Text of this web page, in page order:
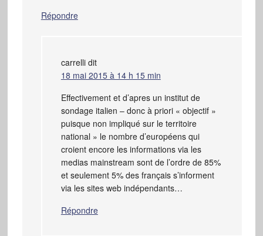
Répondre
carrelli dit
18 mai 2015 à 14 h 15 min
Effectivement et d’apres un institut de
sondage italien – donc à priori « objectif »
puisque non impliqué sur le territoire
national » le nombre d’européens qui
croient encore les informations via les
medias mainstream sont de l’ordre de 85%
et seulement 5% des français s’informent
via les sites web indépendants…
Répondre